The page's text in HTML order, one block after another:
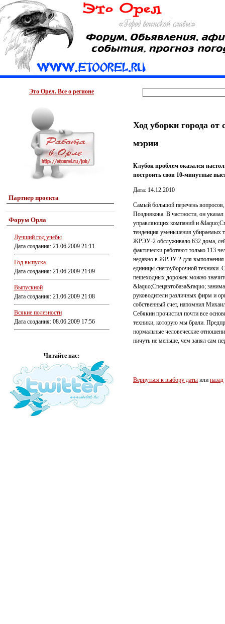
Это Орел. Все о регионе
Партнер проекта
Форум Орла
Лучший год учебы
Дата создания: 21.06.2009 21:11
Год выпуска
Дата создания: 21.06.2009 21:09
Выпускной
Дата создания: 21.06.2009 21:08
Всякие полезности
Дата создания: 08.06.2009 17:56
Читайте нас:
Ход уборки города от
мэрии
Клубок проблем оказался
построить свои 10-минутные
Дата: 14.12.2010
Самый большой перечень
Позднякова. В частности, он
управляющих компаний и
тенденция уменьшения убираемых
ЖРЭУ-2 обслуживало 632 дома,
фактически работают только 113
недавно в ЖРЭУ 2 для выполнения
единицы снегоуборочной техники.
пешеходных дорожек можно
&laquo;Спецавтобаза&raquo;
руководители различных фирм и
собственный счет, напомнил
Себякин прочистил почти все
техники, которую мы брали.
нормальные человеческие
ничуть не меньше, чем занял сам
Вернуться к выбору даты или назад